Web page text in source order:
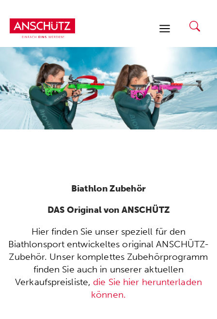
Inhalt
springen
Biathlon Zubehör
DAS Original von ANSCHÜTZ
Hier finden Sie unser speziell für den
Biathlonsport entwickeltes original ANSCHÜTZ-
Zubehör. Unser komplettes Zubehörprogramm
finden Sie auch in unserer aktuellen
Verkaufspreisliste, die Sie hier herunterladen
können.